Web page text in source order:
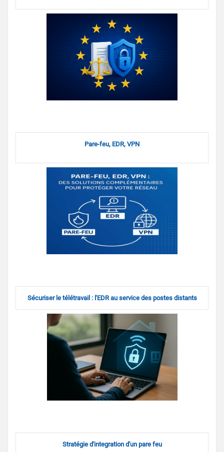
Pare-feu, EDR, VPN
Sécuriser le télétravail : l'EDR au service des postes distants
Stratégie d'integration d'un pare feu